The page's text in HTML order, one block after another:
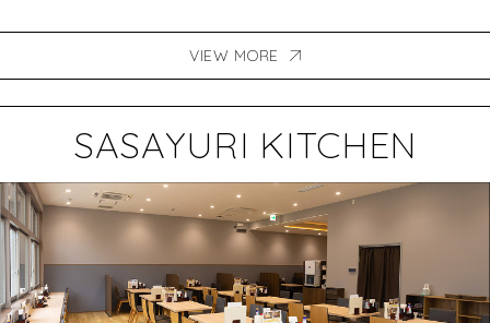
VIEW MORE
SASAYURI KITCHEN